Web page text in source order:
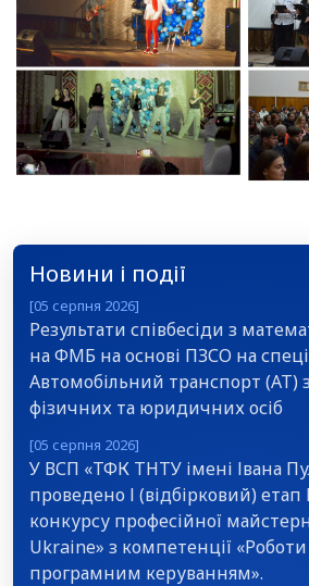
Новини і події
[05 серпня 2026]
Результати співбесіди з
на ФМБ на основі ПЗСО на
Автомобільний транспорт (АТ)
фізичних та юридичних осіб
[05 серпня 2026]
У ВСП «ТФК ТНТУ імені Івана
проведено І (відбірковий) етап
конкурсу професійної
Ukraine» з компетенції «Роботи
програмним керуванням».